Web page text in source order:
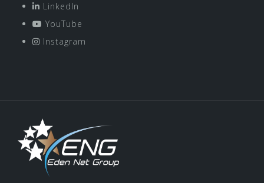
LinkedIn
YouTube
Instagram